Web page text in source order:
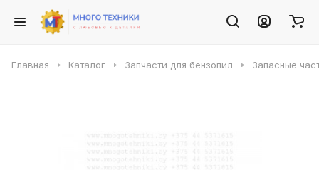
Главная Каталог Запчасти для бензопил Запасные